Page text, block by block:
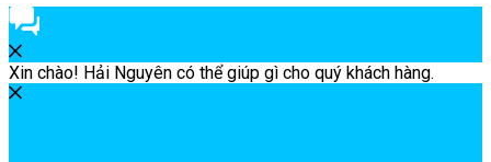
Xin chào! Hải Nguyên có thể giúp gì cho quý khách hàng.